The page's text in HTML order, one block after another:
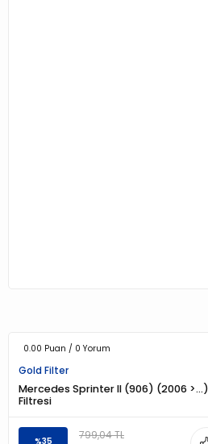
0.00 Puan / 0 Yorum
Gold Filter
Mercedes Sprinter II (906) (2006
Filtresi
%35
799,04 TL